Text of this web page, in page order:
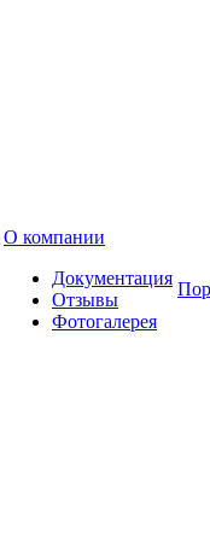
О компании
Документация
Отзывы
Фотогалерея